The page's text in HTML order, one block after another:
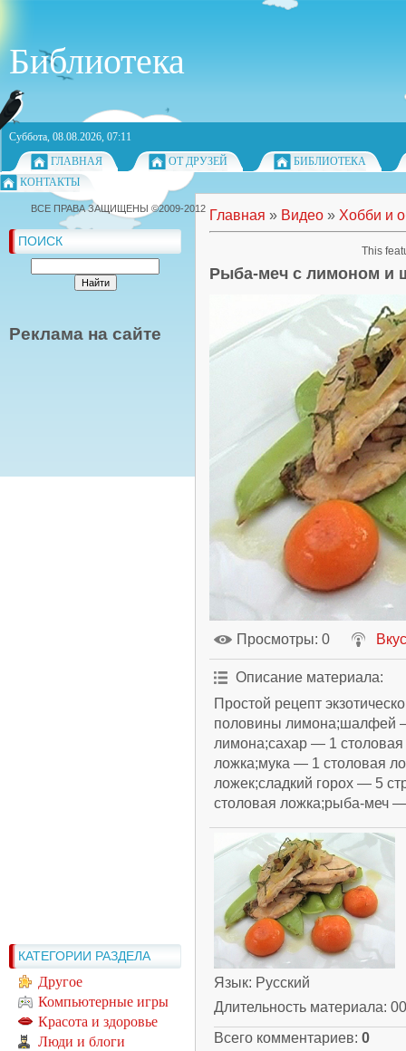
Библиотека
Суббота, 08.08.2026, 07:11
ГЛАВНАЯ
ОТ ДРУЗЕЙ
БИБЛИОТЕКА
КОНТАКТЫ
ПОИСК
Реклама на сайте
КАТЕГОРИИ РАЗДЕЛА
Другое
Компьютерные игры
Красота и здоровье
Люди и блоги
Главная » Видео » Хобби и
Рыба-меч с лимоном и
Просмотры: 0
Описание материала:
Простой рецепт
половины лимона;шалфей
лимона;сахар — 1
ложка;мука — 1 столовая
ложек;сладкий горох — 5
столовая ложка;рыба-меч
Язык: Русский
Длительность материала:
Всего комментариев: 0
ВСЕ ПРАВА ЗАЩИЩЕНЫ ©2009-2012
This